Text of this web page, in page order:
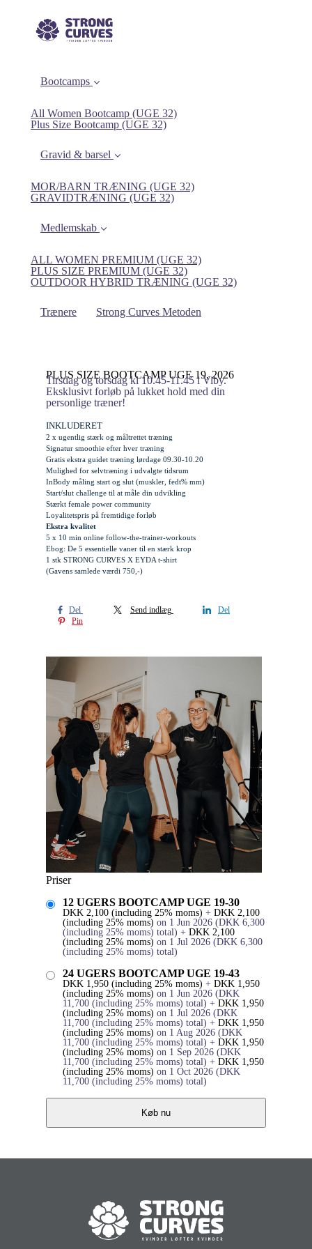
Bootcamps
All Women Bootcamp (UGE 32)
Plus Size Bootcamp (UGE 32)
Gravid & barsel
MOR/BARN TRÆNING (UGE 32)
GRAVIDTRÆNING (UGE 32)
Medlemskab
ALL WOMEN PREMIUM (UGE 32)
PLUS SIZE PREMIUM (UGE 32)
OUTDOOR HYBRID TRÆNING (UGE 32)
Trænere Strong Curves Metoden
PLUS SIZE BOOTCAMP UGE 19, 2026
Tirsdag og torsdag kl 10.45-11.45 i Viby.
Eksklusivt forløb på lukket hold med din
personlige træner!
INKLUDERET
2 x ugentlig stærk og måltrettet træning
Signatur smoothie efter hver træning
Gratis ekstra guidet træning lørdage 09.30-10.20
Mulighed for selvtræning i udvalgte tidsrum
InBody måling start og slut (muskler, fedt% mm)
Start/slut challenge til at måle din udvikling
Stærkt female power community
Loyalitetspris på fremtidige forløb
Ekstra kvalitet
5 x 10 min online follow-the-trainer-workouts
Ebog: De 5 essentielle vaner til en stærk krop
1 stk STRONG CURVES X EYDA t-shirt
(Gavens samlede værdi 750,-)
Del Send indlæg
Del
Pin
Priser
12 UGERS BOOTCAMP UGE 19-30
DKK 2,100 (including 25% moms) + DKK 2,100
(including 25% moms) on 1 Jun 2026 (DKK 6,300
(including 25% moms) total) + DKK 2,100
(including 25% moms) on 1 Jul 2026 (DKK 6,300
(including 25% moms) total)
24 UGERS BOOTCAMP UGE 19-43
DKK 1,950 (including 25% moms) + DKK 1,950
(including 25% moms) on 1 Jun 2026 (DKK
11,700 (including 25% moms) total) + DKK 1,950
(including 25% moms) on 1 Jul 2026 (DKK
11,700 (including 25% moms) total) + DKK 1,950
(including 25% moms) on 1 Aug 2026 (DKK
11,700 (including 25% moms) total) + DKK 1,950
(including 25% moms) on 1 Sep 2026 (DKK
11,700 (including 25% moms) total) + DKK 1,950
(including 25% moms) on 1 Oct 2026 (DKK
11,700 (including 25% moms) total)
Køb nu